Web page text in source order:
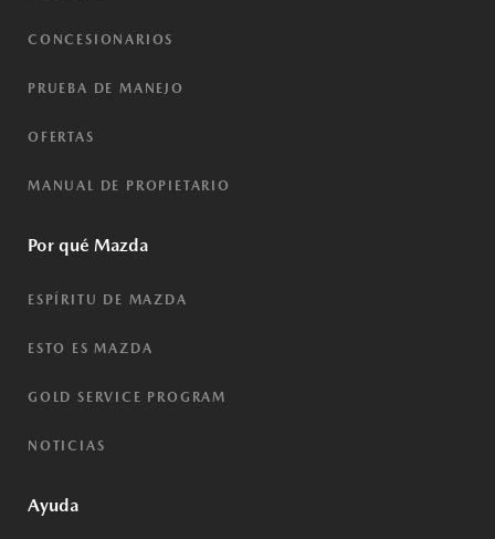
CONCESIONARIOS
PRUEBA DE MANEJO
OFERTAS
MANUAL DE PROPIETARIO
Por qué Mazda
ESPÍRITU DE MAZDA
ESTO ES MAZDA
GOLD SERVICE PROGRAM
NOTICIAS
Ayuda